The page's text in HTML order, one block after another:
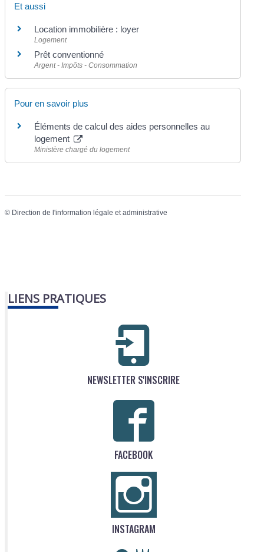
Et aussi
Location immobilière : loyer
Logement
Prêt conventionné
Argent - Impôts - Consommation
Pour en savoir plus
Éléments de calcul des aides personnelles au
logement
Ministère chargé du logement
© Direction de l'information légale et administrative
LIENS PRATIQUES
NEWSLETTER S'INSCRIRE
FACEBOOK
INSTAGRAM